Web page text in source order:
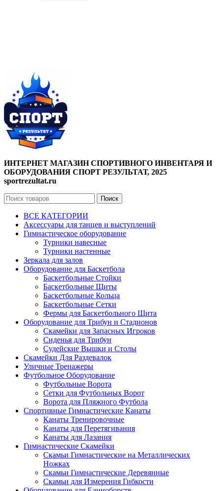
ИНТЕРНЕТ МАГАЗИН СПОРТИВНОГО ИНВЕНТАРЯ И
ОБОРУДОВАНИЯ СПОРТ РЕЗУЛЬТАТ, 2025
sportrezultat.ru
Поиск
ВСЕ КАТЕГОРИИ
Аксессуары для танцев и выступлений
Гимнастическое оборудование
Турники навесные
Турники настенные
Зеркала для залов
Оборудование для Баскетбола
Баскетбольные Стойки
Баскетбольные Щиты
Баскетбольные Кольца
Баскетбольные Сетки
Фермы для Баскетбольного Щита
Оборудование для Трибун и Стадионов
Скамейки для Запасных Игроков
Сиденья для Трибун
Судейские Вышки и Столы
Скамейки Для Раздевалок
Уличные Тренажеры
Футбольное Оборудование
Футбольные Ворота
Сетки для Футбольных Ворот
Ворота для Пляжного Футбола
Спортивные Гимнастические Канаты
Канаты Тренировочные
Канаты для Перетягивания
Канаты для Лазания
Гимнастические Скамейки
Скамьи Гимнастические на Металлических
Ножках
Скамьи Гимнастические Деревянные
Скамьи для Измерения Гибкости